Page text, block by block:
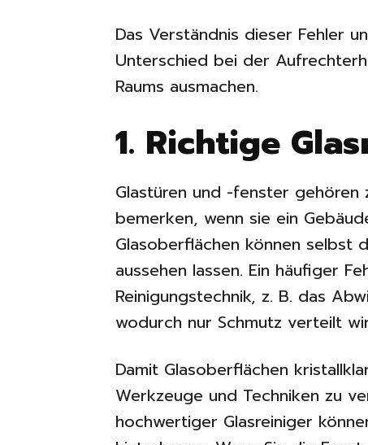
Das Verständnis dieser Fehler
Unterschied bei der
Raums ausmachen.
1. Richtige
Glastüren und -fenster gehören
bemerken, wenn sie ein
Glasoberflächen können selbst
aussehen lassen. Ein häufiger
Reinigungstechnik, z. B. das
wodurch nur Schmutz verteilt
Damit Glasoberflächen
Werkzeuge und Techniken zu
hochwertiger Glasreiniger